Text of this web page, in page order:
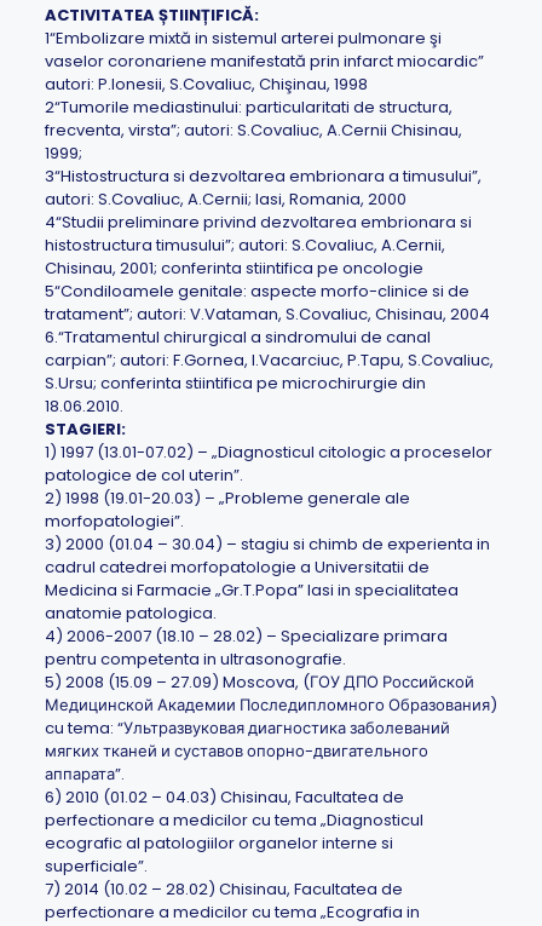
ACTIVITATEA ȘTIINȚIFICĂ:
1“Embolizare mixtă in sistemul arterei pulmonare şi
vaselor coronariene manifestată prin infarct miocardic”
autori: P.Ionesii, S.Covaliuc, Chişinau, 1998
2“Tumorile mediastinului: particularitati de structura,
frecventa, virsta”; autori: S.Covaliuc, A.Cernii Chisinau,
1999;
3“Histostructura si dezvoltarea embrionara a timusului”,
autori: S.Covaliuc, A.Cernii; Iasi, Romania, 2000
4“Studii preliminare privind dezvoltarea embrionara si
histostructura timusului”; autori: S.Covaliuc, A.Cernii,
Chisinau, 2001; conferinta stiintifica pe oncologie
5“Condiloamele genitale: aspecte morfo-clinice si de
tratament”; autori: V.Vataman, S.Covaliuc, Chisinau, 2004
6.“Tratamentul chirurgical a sindromului de canal
carpian”; autori: F.Gornea, I.Vacarciuc, P.Tapu, S.Covaliuc,
S.Ursu; conferinta stiintifica pe microchirurgie din
18.06.2010.
STAGIERI:
1) 1997 (13.01-07.02) – „Diagnosticul citologic a proceselor
patologice de col uterin”.
2) 1998 (19.01-20.03) – „Probleme generale ale
morfopatologiei”.
3) 2000 (01.04 – 30.04) – stagiu si chimb de experienta in
cadrul catedrei morfopatologie a Universitatii de
Medicina si Farmacie „Gr.T.Popa” Iasi in specialitatea
anatomie patologica.
4) 2006-2007 (18.10 – 28.02) – Specializare primara
pentru competenta in ultrasonografie.
5) 2008 (15.09 – 27.09) Moscova, (ГОУ ДПО Российской
Медицинской Академии Последипломного Образования)
cu tema: “Ультразвуковая диагностика заболеваний
мягких тканей и суставов опорно-двигательного
аппарата”.
6) 2010 (01.02 – 04.03) Chisinau, Facultatea de
perfectionare a medicilor cu tema „Diagnosticul
ecografic al patologiilor organelor interne si
superficiale”.
7) 2014 (10.02 – 28.02) Chisinau, Facultatea de
perfectionare a medicilor cu tema „Ecografia in